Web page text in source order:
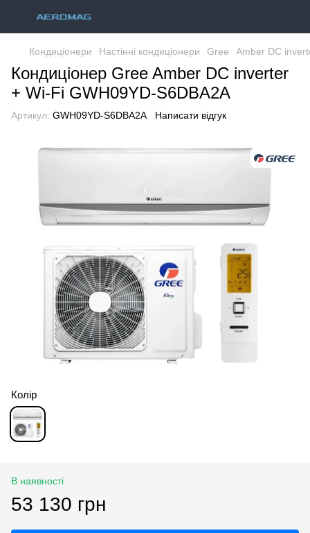
Кондиціонери Настінні кондиціонери Gree Amber DC
Кондиціонер Gree Amber DC inverter
+ Wi-Fi GWH09YD-S6DBA2A
Артикул: GWH09YD-S6DBA2A Написати відгук
Колір
В наявності
53 130 грн